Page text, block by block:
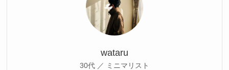
wataru
30代 ／ ミニマリスト